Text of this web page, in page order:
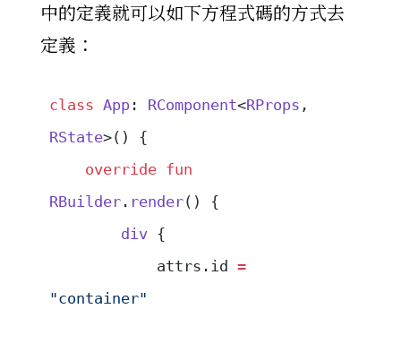
中的定義就可以如下方程式碼的方式去
定義：
class App : RComponent<RProps
RState>() {
    override
fun
RBuilder . render() {
        div
{
            attrs.id
=
"container"